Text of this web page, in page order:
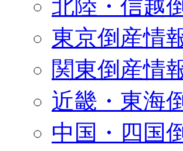
北陸・信越
東京倒産情
関東倒産情
近畿・東海
中国・四国